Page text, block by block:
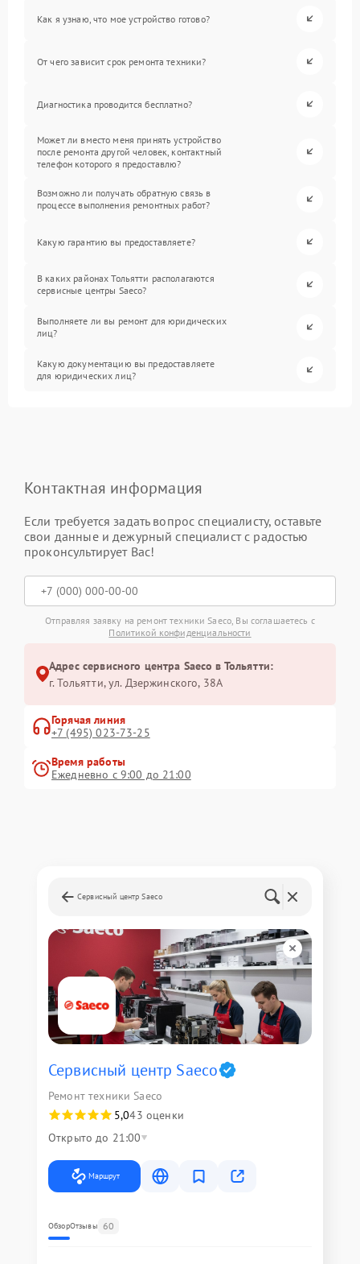
Как я узнаю, что мое устройство готово?
От чего зависит срок ремонта техники?
Диагностика проводится бесплатно?
Может ли вместо меня принять устройство
после ремонта другой человек, контактный
телефон которого я предоставлю?
Возможно ли получать обратную связь в
процессе выполнения ремонтных работ?
Какую гарантию вы предоставляете?
В каких районах Тольятти располагаются
сервисные центры Saeco?
Выполняете ли вы ремонт для юридических
лиц?
Какую документацию вы предоставляете
для юридических лиц?
Контактная информация
Если требуется задать вопрос специалисту, оставьте
свои данные и дежурный специалист с радостью
проконсультирует Вас!
Отправляя заявку на ремонт техники Saeco, Вы соглашаетесь с
Политикой конфиденциальности
Адрес сервисного центра Saeco в Тольятти:
г. Тольятти, ул. Дзержинского, 38А
Горячая линия
+7 (495) 023-73-25
Время работы
Ежедневно с 9:00 до 21:00
Сервисный центр Saeco
Сервисный центр Saeco
Ремонт техники Saeco
5,043 оценки
Открыто до 21:00
Маршрут
ОбзорОтзывы 60